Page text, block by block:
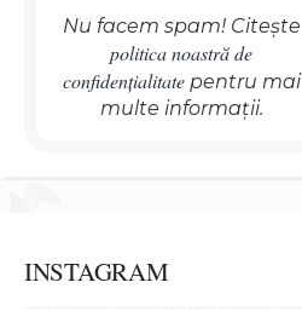
Nu facem spam! Citește
politica noastră de
confidențialitatepentru mai
multe informații.
INSTAGRAM